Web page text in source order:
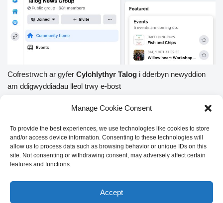
Manage Cookie Consent
To provide the best experiences, we use technologies like cookies to store
and/or access device information. Consenting to these technologies will
allow us to process data such as browsing behavior or unique IDs on this
site. Not consenting or withdrawing consent, may adversely affect certain
features and functions.
Accept
Cofrestrwch ar gyfer Cylchlythyr Talog i dderbyn newyddion
am ddigwyddiadau lleol trwy e-bost
Enw Olaf